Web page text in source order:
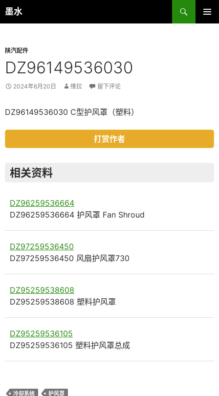
跳
至
墨水
搜
索
陕汽配件
DZ96149536030
2024年6月20日 维拉 留下评论
DZ96149536030 C型护风罩（塑料）
打赏作者
相关资料
DZ96259536664
DZ96259536664 护风罩 Fan Shroud
DZ97259536450
DZ97259536450 风扇护风罩730
DZ95259538608
DZ95259538608 塑料护风罩
DZ95259536105
DZ95259536105 塑料护风罩总成
冷却系统 护风罩